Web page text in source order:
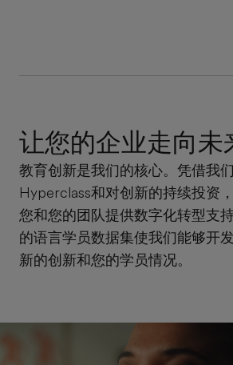
让您的企业走向未
教育创新是我们的核心。凭借我
Hyperclass和对创新的持续投资
您和您的团队提供数字化转型支
的语言学员数据集使我们能够开
新的创新和您的学员情况。